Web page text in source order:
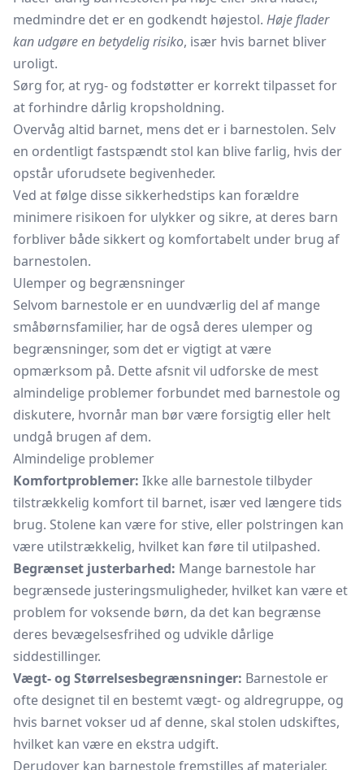
medmindre det er en godkendt højestol. Høje flader
kan udgøre en betydelig risiko, især hvis barnet bliver
uroligt.
Sørg for, at ryg- og fodstøtter er korrekt tilpasset for
at forhindre dårlig kropsholdning.
Overvåg altid barnet, mens det er i barnestolen. Selv
en ordentligt fastspændt stol kan blive farlig, hvis der
opstår uforudsete begivenheder.
Ved at følge disse sikkerhedstips kan forældre
minimere risikoen for ulykker og sikre, at deres barn
forbliver både sikkert og komfortabelt under brug af
barnestolen.
Ulemper og begrænsninger
Selvom barnestole er en uundværlig del af mange
småbørnsfamilier, har de også deres ulemper og
begrænsninger, som det er vigtigt at være
opmærksom på. Dette afsnit vil udforske de mest
almindelige problemer forbundet med barnestole og
diskutere, hvornår man bør være forsigtig eller helt
undgå brugen af dem.
Almindelige problemer
Komfortproblemer: Ikke alle barnestole tilbyder
tilstrækkelig komfort til barnet, især ved længere tids
brug. Stolene kan være for stive, eller polstringen kan
være utilstrækkelig, hvilket kan føre til utilpashed.
Begrænset justerbarhed: Mange barnestole har
begrænsede justeringsmuligheder, hvilket kan være et
problem for voksende børn, da det kan begrænse
deres bevægelsesfrihed og udvikle dårlige
siddestillinger.
Vægt- og Størrelsesbegrænsninger: Barnestole er
ofte designet til en bestemt vægt- og aldregruppe, og
hvis barnet vokser ud af denne, skal stolen udskiftes,
hvilket kan være en ekstra udgift.
Derudover kan barnestole fremstilles af materialer,